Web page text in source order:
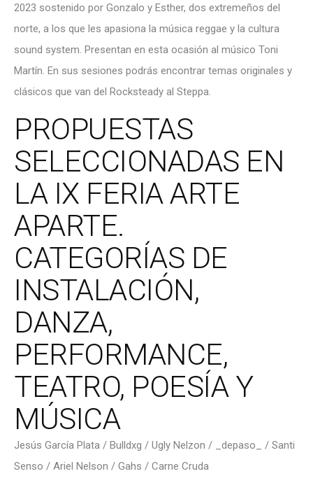
2023 sostenido por Gonzalo y Esther, dos extremeños del
norte, a los que les apasiona la música reggae y la cultura
sound system. Presentan en esta ocasión al músico Toni
Martín. En sus sesiones podrás encontrar temas originales y
clásicos que van del Rocksteady al Steppa.
PROPUESTAS
SELECCIONADAS EN
LA IX FERIA ARTE
APARTE.
CATEGORÍAS DE
INSTALACIÓN,
DANZA,
PERFORMANCE,
TEATRO, POESÍA Y
MÚSICA
Jesús García Plata / Bulldxg / Ugly Nelzon / _depaso_ / Santi
Senso / Ariel Nelson / Gahs / Carne Cruda